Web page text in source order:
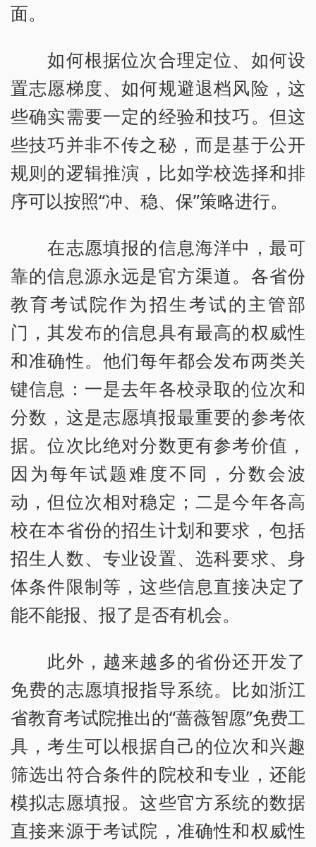
面。
如何根据位次合理定位、如何设
置志愿梯度、如何规避退档风险，这
些确实需要一定的经验和技巧。但这
些技巧并非不传之秘，而是基于公开
规则的逻辑推演，比如学校选择和排
序可以按照“冲、稳、保”策略进行。
在志愿填报的信息海洋中，最可
靠的信息源永远是官方渠道。各省份
教育考试院作为招生考试的主管部
门，其发布的信息具有最高的权威性
和准确性。他们每年都会发布两类关
键信息：一是去年各校录取的位次和
分数，这是志愿填报最重要的参考依
据。位次比绝对分数更有参考价值，
因为每年试题难度不同，分数会波
动，但位次相对稳定；二是今年各高
校在本省份的招生计划和要求，包括
招生人数、专业设置、选科要求、身
体条件限制等，这些信息直接决定了
能不能报、报了是否有机会。
此外，越来越多的省份还开发了
免费的志愿填报指导系统。比如浙江
省教育考试院推出的“蔷薇智愿”免费工
具，考生可以根据自己的位次和兴趣
筛选出符合条件的院校和专业，还能
模拟志愿填报。这些官方系统的数据
直接来源于考试院，准确性和权威性